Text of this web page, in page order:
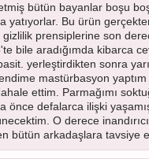
bütün bayanlar boşu
yatıyorlar. Bu ürün
prensiplerine son
bile aradığımda kibarca
yerleştirdikten sonra
mastürbasyon
ettim. Parmağımı
önce defalarca ilişki
O derece
bütün arkadaşlara tavsiye